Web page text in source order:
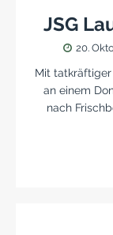
JSG
20.
Mit
an einem
nach